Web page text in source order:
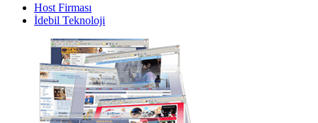
Host Firması
İdebil Teknoloji